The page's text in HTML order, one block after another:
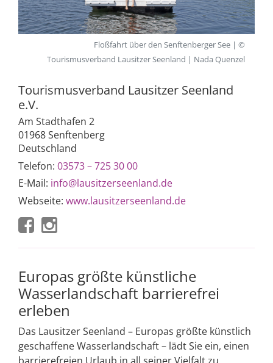
Floßfahrt über den Senftenberger See | ©
Tourismusverband Lausitzer Seenland | Nada Quenzel
Tourismusverband Lausitzer Seenland
e.V.
Am Stadthafen 2
01968 Senftenberg
Deutschland
Telefon: 03573 – 725 30 00
E-Mail: info@lausitzerseenland.de
Webseite: www.lausitzerseenland.de
Europas größte künstliche
Wasserlandschaft barrierefrei
erleben
Das Lausitzer Seenland – Europas größte künstlich
geschaffene Wasserlandschaft – lädt Sie ein, einen